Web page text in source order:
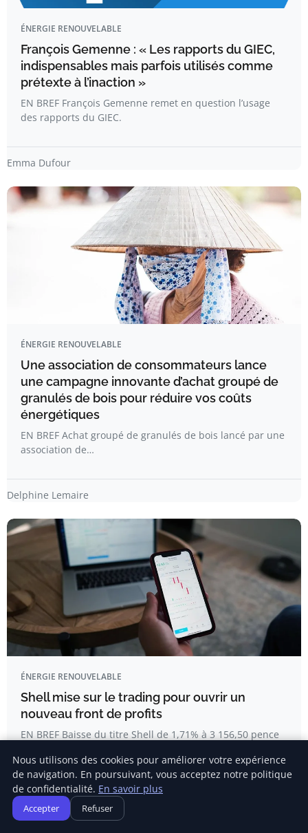
ÉNERGIE RENOUVELABLE
François Gemenne : « Les rapports du GIEC,
indispensables mais parfois utilisés comme
prétexte à l’inaction »
EN BREF François Gemenne remet en question l’usage
des rapports du GIEC.
Emma Dufour
ÉNERGIE RENOUVELABLE
Une association de consommateurs lance
une campagne innovante d’achat groupé de
granulés de bois pour réduire vos coûts
énergétiques
EN BREF Achat groupé de granulés de bois lancé par une
association de…
Delphine Lemaire
ÉNERGIE RENOUVELABLE
Shell mise sur le trading pour ouvrir un
nouveau front de profits
EN BREF Baisse du titre Shell de 1,71% à 3 156,50 pence
Delphine Lemaire
Nous utilisons des cookies pour améliorer votre expérience
de navigation. En poursuivant, vous acceptez notre politique
de confidentialité. En savoir plus
Accepter Refuser